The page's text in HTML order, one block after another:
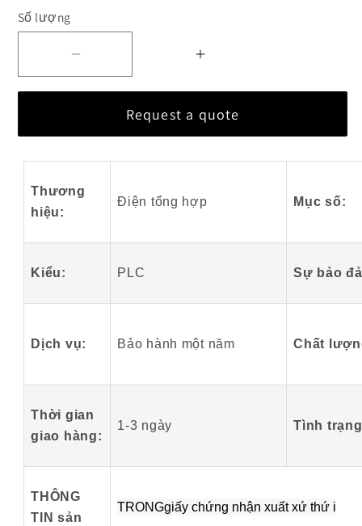
Số lượng
đun
GE
Fanuc
Tăng
lượng
cho
đun
Fanuc
Request a quote
Thương
hiệu:
Điện tổng hợp Mục số:
Kiểu: PLC Sự bảo
Dịch vụ: Bảo hành một năm Chất
Thời gian
giao hàng:
1-3 ngày Tình
THÔNG
TIN sản
TRONGgiấy chứng nhận xuất xứ thứ i